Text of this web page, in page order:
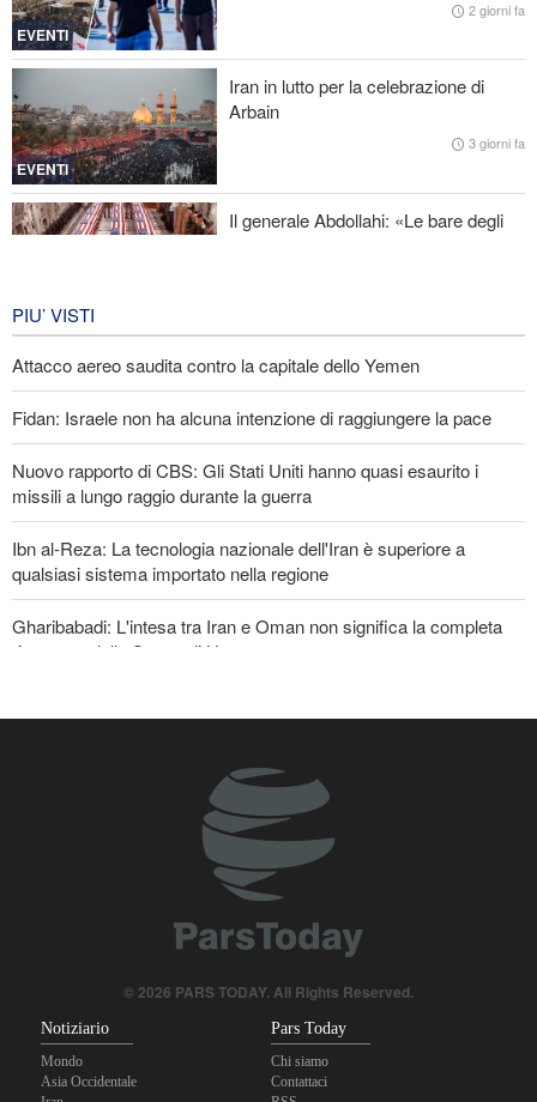
Fidan: Israele non ha alcuna intenzione di raggiungere la pace
Nuovo rapporto di CBS: Gli Stati Uniti hanno quasi esaurito i
missili a lungo raggio durante la guerra
Baghaei: Il clima dei negoziati tra Iran e Oman sullo Stretto di
Hormuz è positivo
EVENTI
2 giorni fa
EVENTI
Iran in lutto per la celebrazione di
Arbain
3 giorni fa
Il generale Abdollahi: «Le bare degli
PIU’ VISTI
Attacco aereo saudita contro la capitale dello Yemen
Fidan: Israele non ha alcuna intenzione di raggiungere la pace
Nuovo rapporto di CBS: Gli Stati Uniti hanno quasi esaurito i
missili a lungo raggio durante la guerra
Ibn al-Reza: La tecnologia nazionale dell'Iran è superiore a
qualsiasi sistema importato nella regione
Gharibabadi: L'intesa tra Iran e Oman non significa la completa
riapertura dello Stretto di Hormuz
Oltre 22 milioni di pellegrini hanno partecipato al pellegrinaggio
© 2026 PARS TODAY. All Rights Reserved.
Notiziario
Mondo
Asia Occidentale
Pars Today
Chi siamo
Contattaci